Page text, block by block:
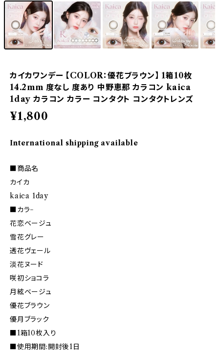
カイカワンデー 【COLOR：優花ブラウン】 1箱10枚
14.2mm 度なし 度あり 中野恵那 カラコン kaica
1day カラコン カラー コンタクト コンタクトレンズ
¥1,800
International shipping available
■商品名
カイカ
kaica 1day
■カラ−
花恋ベージュ
雪花グレー
透花ヴェール
淡花ヌード
咲初ショコラ
月絃ベージュ
優花ブラウン
優月ブラック
■1箱10枚入り
■使用期間:開封後1日